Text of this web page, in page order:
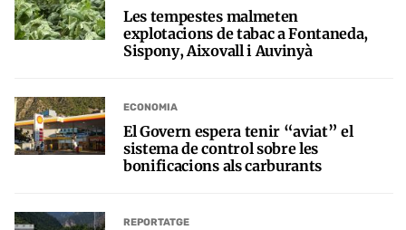
Les tempestes malmeten
explotacions de tabac a Fontaneda,
Sispony, Aixovall i Auvinyà
ECONOMIA
El Govern espera tenir “aviat” el
sistema de control sobre les
bonificacions als carburants
REPORTATGE